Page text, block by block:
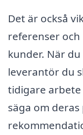
Det är också
referenser
kunder. När
leverantör du
tidigare
säga om